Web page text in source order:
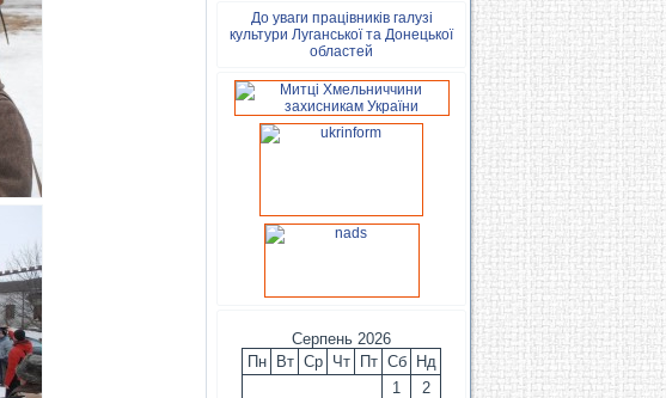
До уваги працівників галузі
культури Луганської та Донецької
областей
Серпень 2026
Пн
Вт Ср Чт Пт Сб
Нд
1
2